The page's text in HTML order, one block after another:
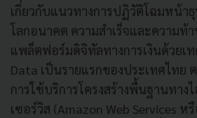
เกี่ยวกับแนวทางการปฏิวัติโฉมหน้าธุ
โลกอนาคต ความสำเร็จและความ
แพล็ตฟอร์มดิจิทัลทางการเงินด้วยเท
Data เป็นรายแรกของประเทศไทย
การใช้บริการโครงสร้างพื้นฐานทาง
เซอร์วิส (Amazon Web Services ห